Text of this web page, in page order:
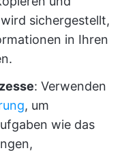
sichergestellt,
in Ihren
: Verwenden
, um
wie das